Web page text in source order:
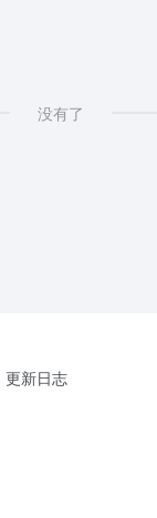
没有了
更新日志